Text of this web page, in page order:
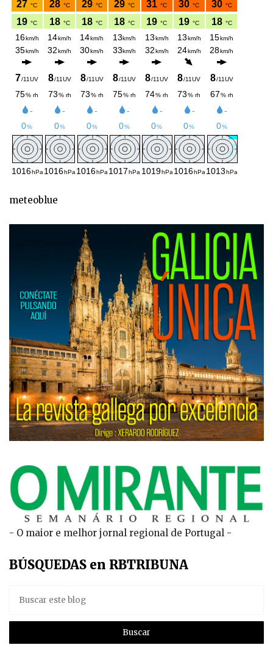
meteoblue
- O maior e melhor jornal regional de Portugal -
BÚSQUEDAS en RBTRIBUNA